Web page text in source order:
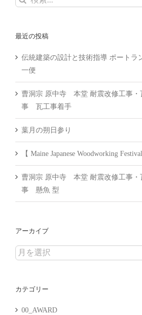
最近の投稿
伝統建築の設計と技術指導 ポート
一便
曹洞宗 原中寺 本堂 耐震改修工事・
事 瓦工事着手
葉月の朔日参り
【 Maine Japanese Woodworking
曹洞宗 原中寺 本堂 耐震改修工事・
事 懸魚 型
アーカイブ
ア
イ
カテゴリー
00_AWARD